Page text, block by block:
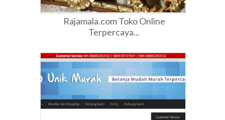
Rajamala.com Toko Online
Terpercaya...